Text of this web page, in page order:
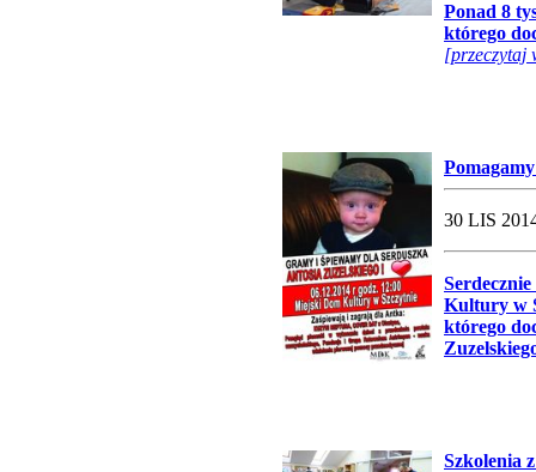
Ponad 8
którego
[przeczytaj
30 LIS
Kultury w
którego
Szkolenia